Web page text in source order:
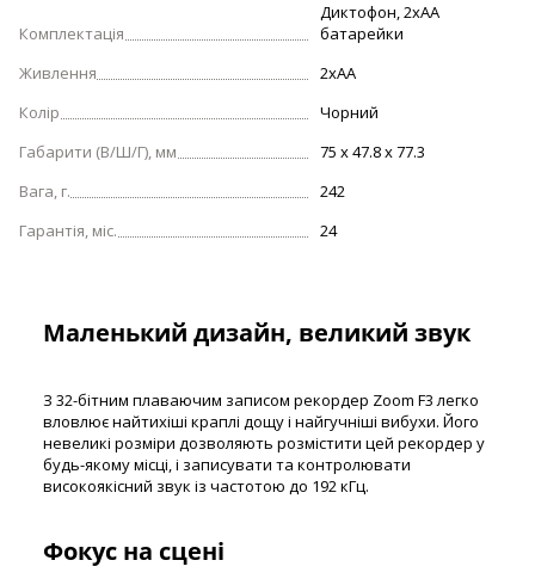
Комплектація
Диктофон, 2хАА
батарейки
Живлення
2xAA
Колір
Чорний
Габарити (В/Ш/Г), мм
75 x 47.8 x 77.3
Вага, г.
242
Гарантія, міс.
24
Маленький дизайн, великий звук
З 32-бітним плаваючим записом рекордер Zoom F3 легко
вловлює найтихіші краплі дощу і найгучніші вибухи. Його
невеликі розміри дозволяють розмістити цей рекордер у
будь-якому місці, і записувати та контролювати
високоякісний звук із частотою до 192 кГц.
Фокус на сцені